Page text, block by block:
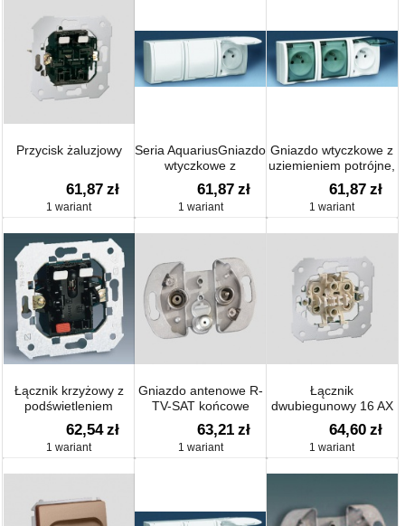
Przycisk żaluzjowy
61,87 zł
1 wariant
Seria AquariusGniazdo
wtyczkowe z
uziemieniem potrójne,
klapka biała
61,87 zł
1 wariant
Gniazdo wtyczkowe z
uziemieniem potrójne,
klapka dymna
61,87 zł
1 wariant
Łącznik krzyżowy z
podświetleniem
62,54 zł
1 wariant
Gniazdo antenowe R-
TV-SAT końcowe
63,21 zł
1 wariant
Łącznik
dwubiegunowy 16 AX
64,60 zł
1 wariant